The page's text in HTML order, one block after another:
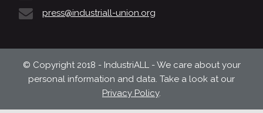
press@industriall-union.org
© Copyright 2018 - IndustriALL - We care about your
personal information and data. Take a look at our
Privacy Policy.